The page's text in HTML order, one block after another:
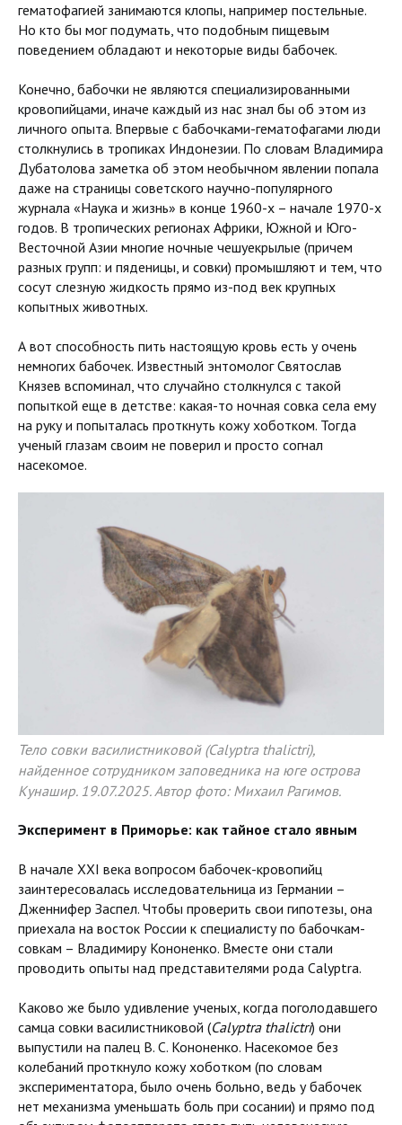
гематофагией занимаются клопы, например постельные.
Но кто бы мог подумать, что подобным пищевым
поведением обладают и некоторые виды бабочек.
Конечно, бабочки не являются специализированными
кровопийцами, иначе каждый из нас знал бы об этом из
личного опыта. Впервые с бабочками-гематофагами люди
столкнулись в тропиках Индонезии. По словам Владимира
Дубатолова заметка об этом необычном явлении попала
даже на страницы советского научно-популярного
журнала «Наука и жизнь» в конце 1960-х – начале 1970-х
годов. В тропических регионах Африки, Южной и Юго-
Весточной Азии многие ночные чешуекрылые (причем
разных групп: и пяденицы, и совки) промышляют и тем, что
сосут слезную жидкость прямо из-под век крупных
копытных животных.
А вот способность пить настоящую кровь есть у очень
немногих бабочек. Известный энтомолог Святослав
Князев вспоминал, что случайно столкнулся с такой
попыткой еще в детстве: какая-то ночная совка села ему
на руку и попыталась проткнуть кожу хоботком. Тогда
ученый глазам своим не поверил и просто согнал
насекомое.
Тело совки василистниковой (Calyptra thalictri),
найденное сотрудником заповедника на юге острова
Кунашир. 19.07.2025. Автор фото: Михаил Рагимов.
Эксперимент в Приморье: как тайное стало явным
В начале XXI века вопросом бабочек-кровопийц
заинтересовалась исследовательница из Германии –
Дженнифер Заспел. Чтобы проверить свои гипотезы, она
приехала на восток России к специалисту по бабочкам-
совкам – Владимиру Кононенко. Вместе они стали
проводить опыты над представителями рода Calyptra.
Каково же было удивление ученых, когда поголодавшего
самца совки василистниковой (Calyptra thalictri) они
выпустили на палец В. С. Кононенко. Насекомое без
колебаний проткнуло кожу хоботком (по словам
экспериментатора, было очень больно, ведь у бабочек
нет механизма уменьшать боль при сосании) и прямо под